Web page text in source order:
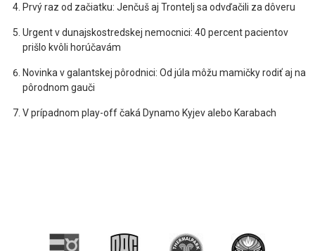
Prvý raz od začiatku: Jenčuš aj Trontelj sa odvďačili za dôveru
Urgent v dunajskostredskej nemocnici: 40 percent pacientov
prišlo kvôli horúčavám
Novinka v galantskej pôrodnici: Od júla môžu mamičky rodiť aj na
pôrodnom gauči
V prípadnom play-off čaká Dynamo Kyjev alebo Karabach